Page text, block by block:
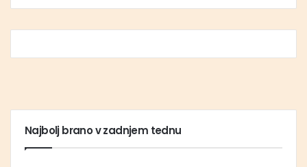
Najbolj brano v zadnjem tednu